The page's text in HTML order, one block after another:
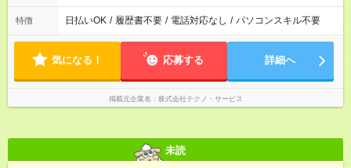
特徴 日払いOK / 履歴書不要 / 電話対応なし / パソコンスキル不要
気になる！ 応募する 詳細へ
掲載元企業名 株式会社テクノ・サービス
未読